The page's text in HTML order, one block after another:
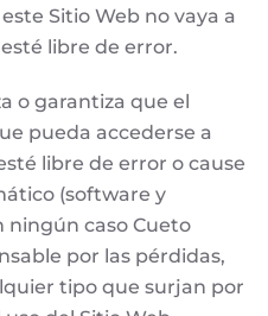
Sitio Web no vaya a
libre de error.
o garantiza que el
pueda accederse a
libre de error o cause
(software y
ningún caso Cueto
por las pérdidas,
tipo que surjan por